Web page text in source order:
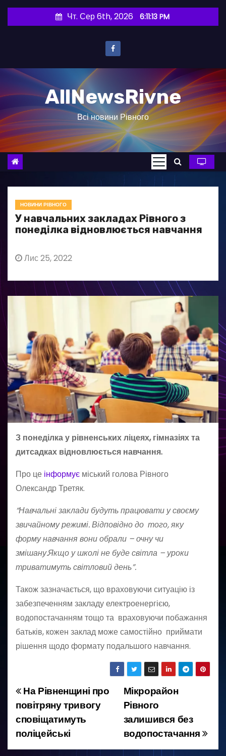
и
о
в
Чт. Сер 6th, 2026 6:11:14 PM
AllNewsRivne
Всі новини Рівного
НОВИНИ РІВНОГО
У навчальних закладах Рівного з
понеділка відновлюється навчання
Лис 25, 2022
З понеділка у рівненських ліцеях, гімназіях та
дитсадках відновлюється навчання.
Про це інформує міський голова Рівного
Олександр Третяк.
“Навчальні заклади будуть працювати у своєму
звичайному режимі. Відповідно до того, яку
форму навчання вони обрали – очну чи
змішану.Якщо у школі не буде світла – уроки
триватимуть світловий день”.
Також зазначається, що враховуючи ситуацію із
забезпеченням закладу електроенергією,
водопостачанням тощо та враховуючи побажання
батьків, кожен заклад може самостійно приймати
рішення щодо формату подальшого навчання.
Н
а
в
Мікро​​район
Рівного
залишився без
водопостачання
На Рівненщині про
повітряну тривогу
сповіщатимуть
поліцейські